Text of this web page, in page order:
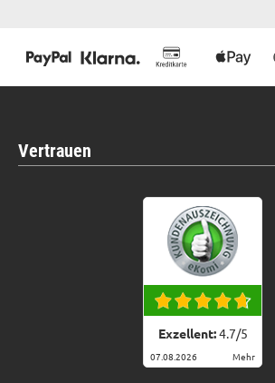
Vertrauen
Exzellent:4.7/5
07.08.2026 Mehr